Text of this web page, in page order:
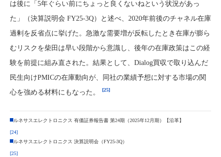
は後に「5年ぐらい前にちょっと良くないねという状況があっ
た」（決算説明会 FY25-3Q）と述べ、2020年前後のチャネル在庫
過剰を反省点に挙げた。急激な需要増が反転したとき在庫が膨ら
むリスクを柴田は早い段階から意識し、後年の在庫政策はこの経
験を前提に組み直された。結果として、Dialog買収で取り込んだ
民生向けPMICの在庫動向が、同社の業績予想に対する市場の関
心を強める材料にもなった。
[25]
ルネサスエレクトロニクス 有価証券報告書 第24期（2025年12月期）【沿革】
[24]
ルネサスエレクトロニクス 決算説明会（FY25-3Q）
[25]